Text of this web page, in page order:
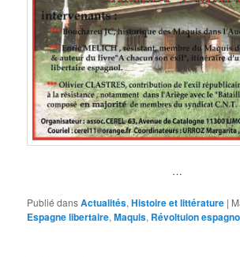
…
Publié dansActualités,Histoire et littérature |
Espagne libertaire,Maquis, Révoltuion